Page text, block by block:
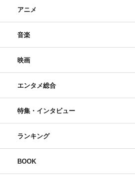
アニメ
音楽
映画
エンタメ総合
特集・インタビュー
ランキング
BOOK